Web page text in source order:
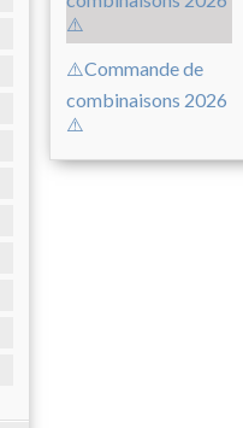
⚠️Commande de
combinaisons 2026
⚠️